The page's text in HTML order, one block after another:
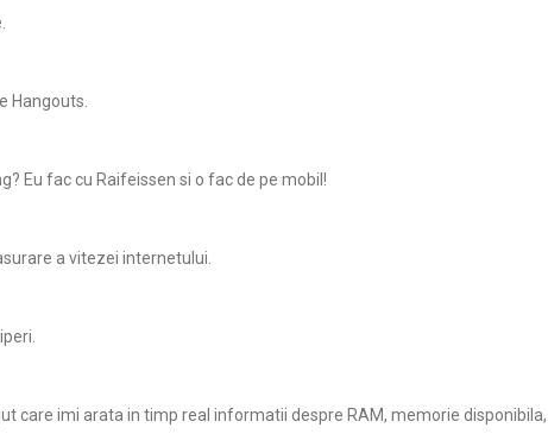
Hangouts.
Eu fac cu Raifeissen si o fac de pe mobil!
a vitezei internetului.
care imi arata in timp real informatii despre RAM, memorie disponibila,